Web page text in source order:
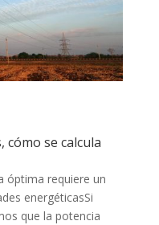
cómo se calcula
óptima requiere un
energéticasSi
que la potencia